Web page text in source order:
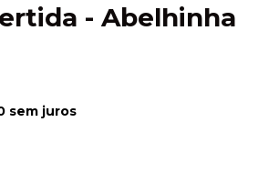
- Abelhinha
sem juros